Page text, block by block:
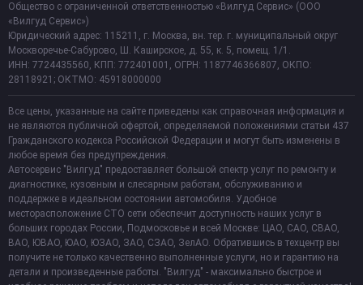
Общество с ограниченной ответственностью «Вилгуд Сервис» (ООО
«Вилгуд Сервис»)
Юридический адрес: 115211, г. Москва, вн. тер. г. муниципальный округ
Москворечье-Сабурово, Ш. Каширское, д. 55, к. 5, помещ. 1/1.
ИНН: 7724435560, КПП: 772401001, ОГРН: 1187746366807, ОКПО:
28118921; ОКТМО: 45918000000
Все цены, указанные на сайте приведены как справочная информация и
не являются публичной офертой, определяемой положениями статьи 437
Гражданского кодекса Российской Федерации и могут быть изменены в
любое время без предупреждения.
Автосервис "Вилгуд" предоставляет большой спектр услуг по ремонту и
диагностике, кузовным и слесарным работам, обслуживанию и
поддержке в идеальном состоянии автомобиля. Удобное
месторасположение СТО сети обеспечит доступность наших услуг в
больших городах России, Подмосковье и всей Москве: ЦАО, САО, СВАО,
ВАО, ЮВАО, ЮАО, ЮЗАО, ЗАО, СЗАО, ЗелАО. Обратившись в техцентр вы
получите не только качественно выполненные услуги, но и гарантию на
детали и произведенные работы. "Вилгуд" - максимально быстрое и